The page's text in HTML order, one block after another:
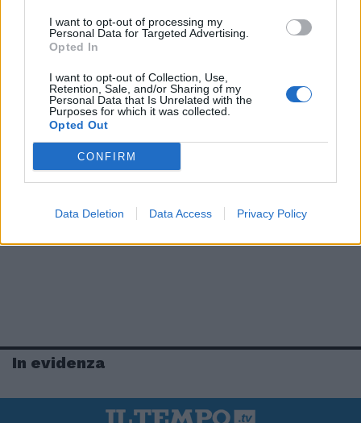
I want to opt-out of processing my
Personal Data for Targeted Advertising.
Opted In
I want to opt-out of Collection, Use,
Retention, Sale, and/or Sharing of my
Personal Data that Is Unrelated with the
Purposes for which it was collected.
Opted Out
CONFIRM
Data Deletion Data Access Privacy Policy
In evidenza